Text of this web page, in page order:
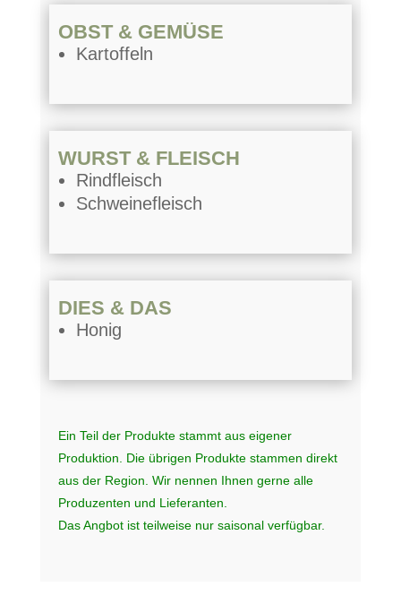
OBST & GEMÜSE
Kartoffeln
WURST & FLEISCH
Rindfleisch
Schweinefleisch
DIES & DAS
Honig
Ein Teil der Produkte stammt aus eigener
Produktion. Die übrigen Produkte stammen direkt
aus der Region. Wir nennen Ihnen gerne alle
Produzenten und Lieferanten.
Das Angbot ist teilweise nur saisonal verfügbar.